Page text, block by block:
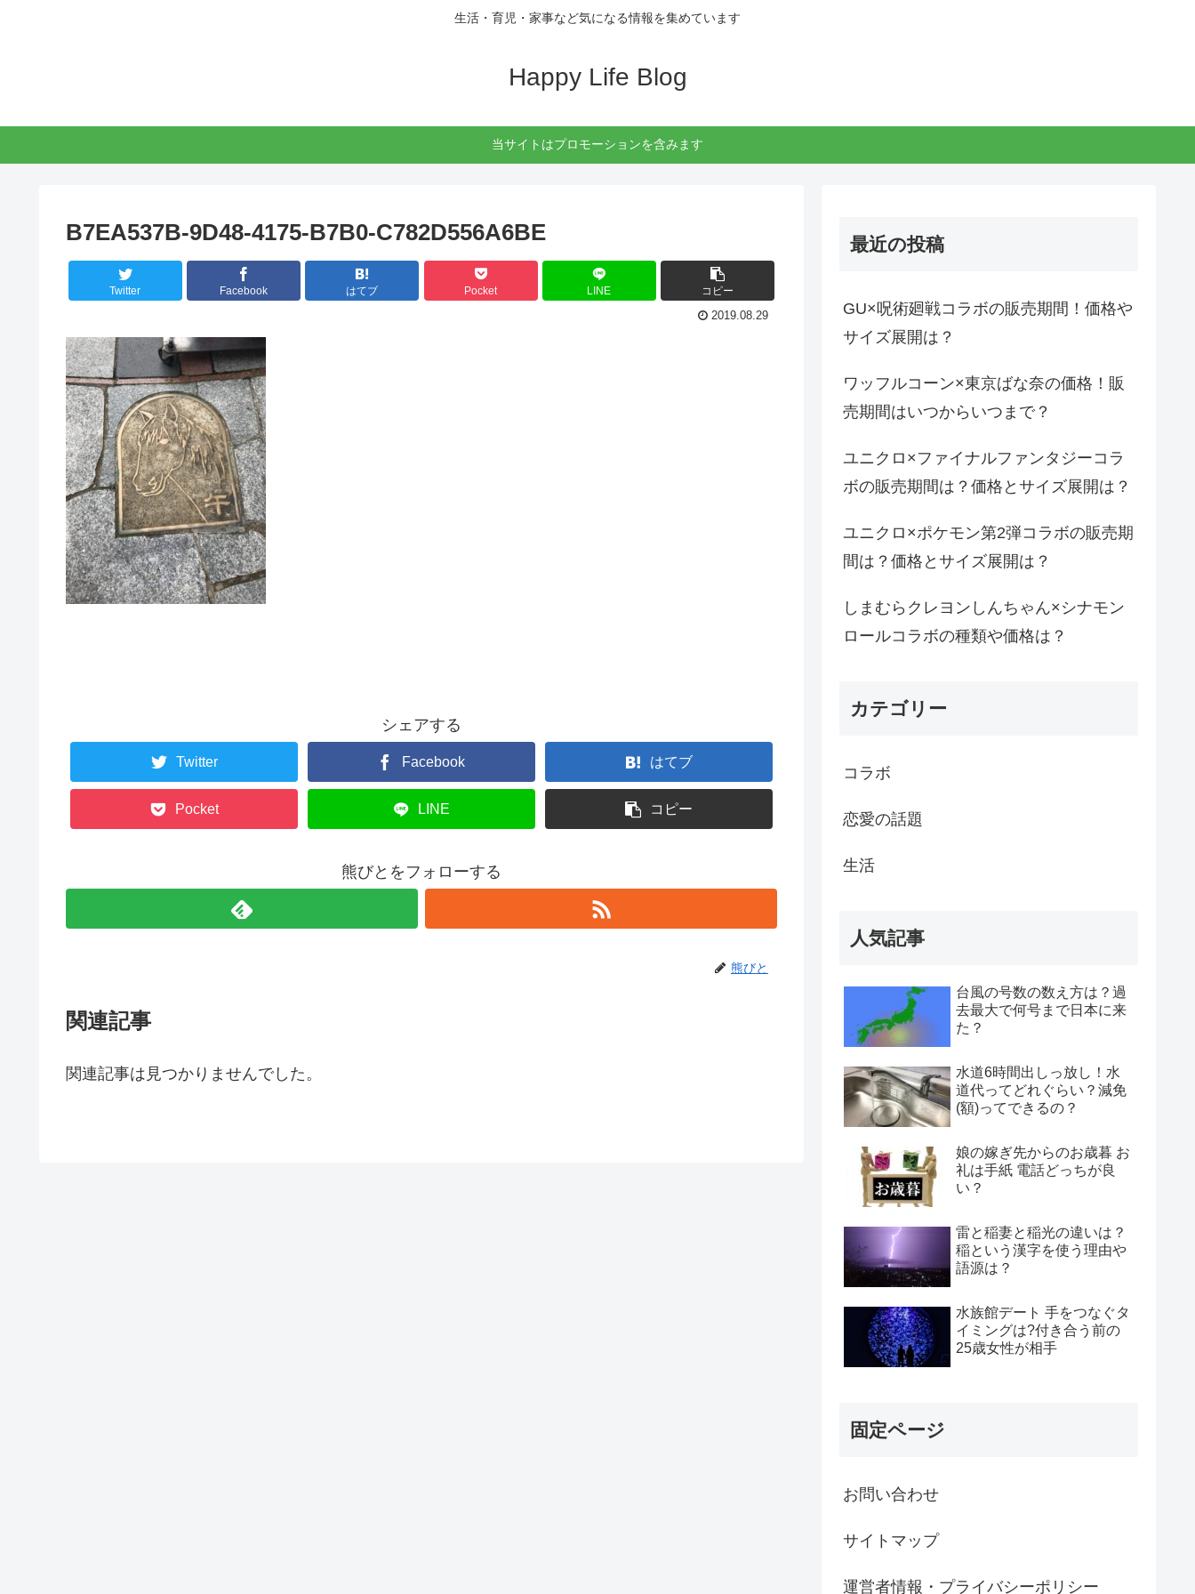
生活・育児・家事など気になる情報を集めています
Happy Life Blog
当サイトはプロモーションを含みます
B7EA537B-9D48-4175-B7B0-C782D556A6BE
Twitter Facebook はてブ Pocket LINE コピー
2019.08.29
シェアする
Twitter Facebook はてブ
Pocket LINE コピー
熊びとをフォローする
熊びと
関連記事
関連記事は見つかりませんでした。
最近の投稿
GU×呪術廻戦コラボの販売期間！価格や
サイズ展開は？
ワッフルコーン×東京ばな奈の価格！販
売期間はいつからいつまで？
ユニクロ×ファイナルファンタジーコラ
ボの販売期間は？価格とサイズ展開は？
ユニクロ×ポケモン第2弾コラボの販売期
間は？価格とサイズ展開は？
しまむらクレヨンしんちゃん×シナモン
ロールコラボの種類や価格は？
カテゴリー
コラボ
恋愛の話題
生活
人気記事
台風の号数の数え方は？過
去最大で何号まで日本に来
た？
水道6時間出しっ放し！水
道代ってどれぐらい？減免
(額)ってできるの？
娘の嫁ぎ先からのお歳暮 お
礼は手紙 電話どっちが良
い？
雷と稲妻と稲光の違いは？
稲という漢字を使う理由や
語源は？
水族館デート 手をつなぐタ
イミングは?付き合う前の
25歳女性が相手
固定ページ
お問い合わせ
サイトマップ
運営者情報・プライバシーポリシー